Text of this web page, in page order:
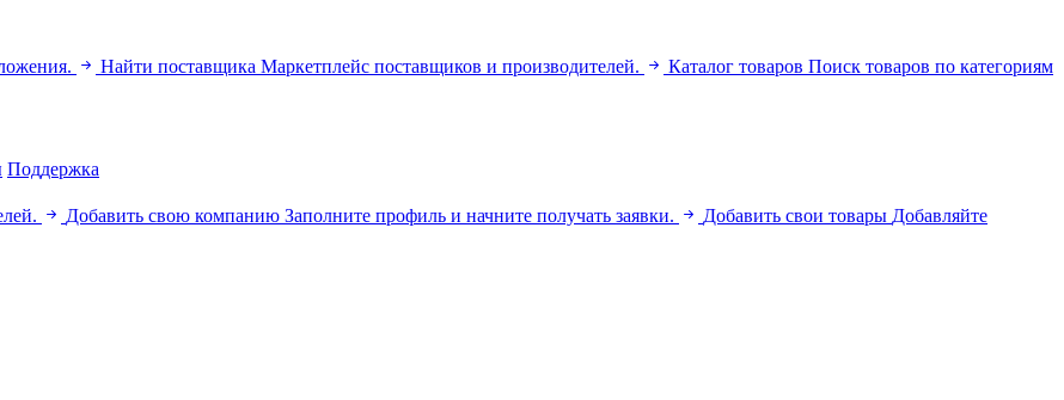
Найти поставщика Маркетплейс поставщиков и производителей. Каталог товаров Поиск товаров по категориям
Поддержка
Добавить свою компанию Заполните профиль и начните получать заявки. Добавить свои товары Добавляйте